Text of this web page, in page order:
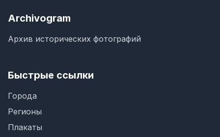
Archivogram
Архив исторических фотографий
Быстрые ссылки
Города
Регионы
Плакаты